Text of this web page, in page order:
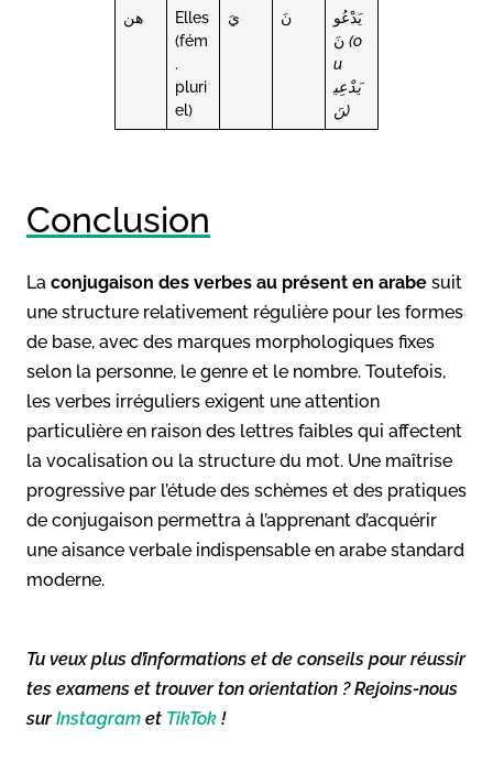
هن
Elles
(fém
.
pluri
el)
يَ نَ
يَدْعُو
نَ(o
u
يَدْعِي
نَ)
Conclusion
La conjugaison des verbes au présent en arabe suit
une structure relativement régulière pour les formes
de base, avec des marques morphologiques fixes
selon la personne, le genre et le nombre. Toutefois,
les verbes irréguliers exigent une attention
particulière en raison des lettres faibles qui affectent
la vocalisation ou la structure du mot. Une maîtrise
progressive par l’étude des schèmes et des pratiques
de conjugaison permettra à l’apprenant d’acquérir
une aisance verbale indispensable en arabe standard
moderne.
Tu veux plus d’informations et de conseils pour réussir
tes examens et trouver ton orientation ? Rejoins-nous
surInstagram et TikTok !